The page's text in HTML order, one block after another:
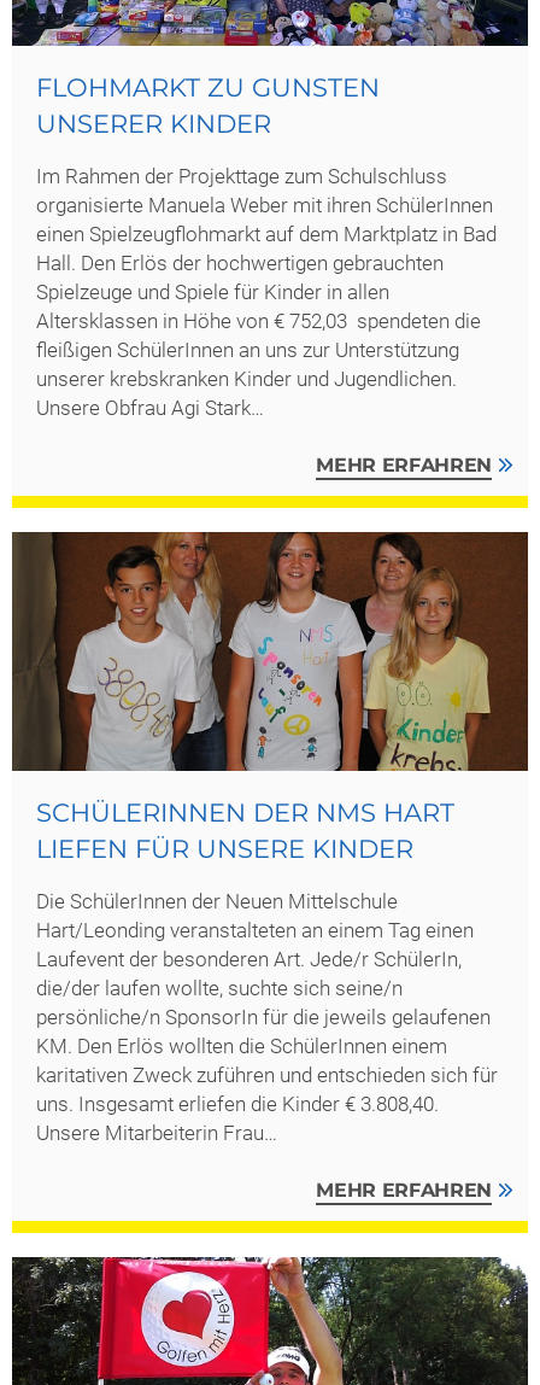
FLOHMARKT ZU GUNSTEN
UNSERER KINDER
Im Rahmen der Projekttage zum Schulschluss
organisierte Manuela Weber mit ihren SchülerInnen
einen Spielzeugflohmarkt auf dem Marktplatz in Bad
Hall. Den Erlös der hochwertigen gebrauchten
Spielzeuge und Spiele für Kinder in allen
Altersklassen in Höhe von € 752,03 spendeten die
fleißigen SchülerInnen an uns zur Unterstützung
unserer krebskranken Kinder und Jugendlichen.
Unsere Obfrau Agi Stark…
MEHR ERFAHREN
SCHÜLERINNEN DER NMS HART
LIEFEN FÜR UNSERE KINDER
Die SchülerInnen der Neuen Mittelschule
Hart/Leonding veranstalteten an einem Tag einen
Laufevent der besonderen Art. Jede/r SchülerIn,
die/der laufen wollte, suchte sich seine/n
persönliche/n SponsorIn für die jeweils gelaufenen
KM. Den Erlös wollten die SchülerInnen einem
karitativen Zweck zuführen und entschieden sich für
uns. Insgesamt erliefen die Kinder € 3.808,40.
Unsere Mitarbeiterin Frau…
MEHR ERFAHREN